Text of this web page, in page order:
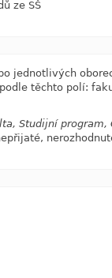
ze SŠ
jednotlivých
těchto polí:
Studijní program,